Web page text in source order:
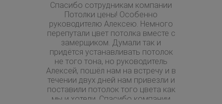
Спасибо сотрудникам компании
Потолки цены! Особенно
руководителю Алексею. Немного
перепутали цвет потолка вместе с
замерщиком. Думали так и
придётся устанавливать потолок
не того тона, но руководитель
Алексей, пошёл нам на встречу и в
течении двух дней нам привезли и
поставили потолок того цвета как
мы и хотели. Спасибо компании